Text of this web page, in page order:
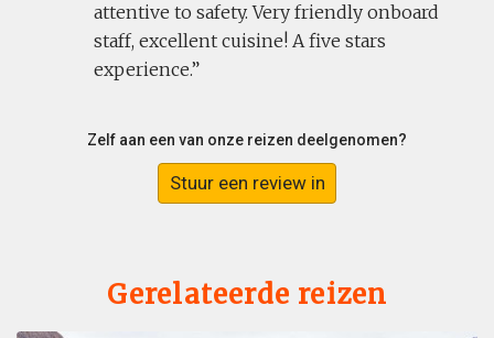
attentive to safety. Very friendly onboard
staff, excellent cuisine! A five stars
experience.
Zelf aan een van onze reizen deelgenomen?
Stuur een review in
Gerelateerde reizen